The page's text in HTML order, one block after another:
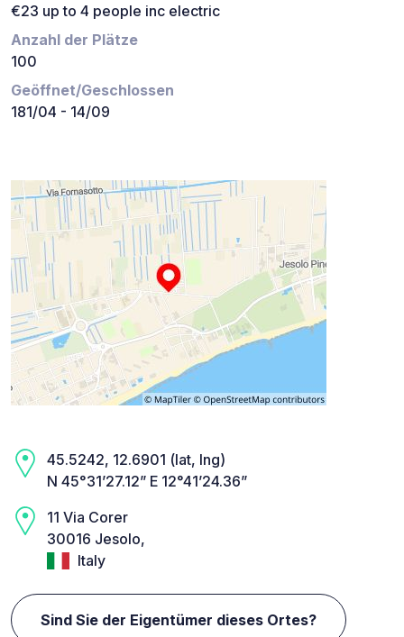
€23 up to 4 people inc electric
Anzahl der Plätze
100
Geöffnet/Geschlossen
181/04 - 14/09
45.5242, 12.6901 (lat, lng)
N 45°31’27.12” E 12°41’24.36”
11 Via Corer
30016 Jesolo,
Italy
Sind Sie der Eigentümer dieses Ortes?